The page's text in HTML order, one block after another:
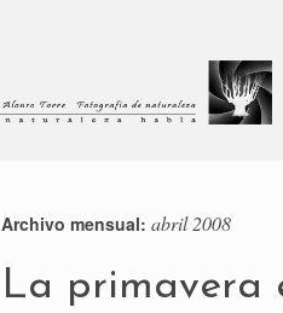
Archivo mensual: abril 2008
La primavera